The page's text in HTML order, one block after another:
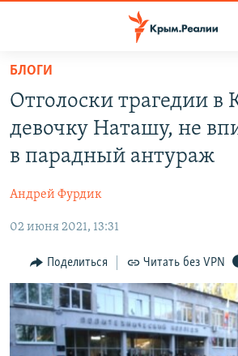
Вернуться
основному
содержанию
главной
навигации
Вернутся
поиску
11 ЛЕТ ОККУПАЦИИ КРЫМА. 11 ИСТОРИЙ
ЕЩЕ
ИНТЕРАКТИВ
ИНФОГРАФИКА
ТЕЛЕПРОЕКТ КРЫМ.РЕАЛИИ
СОВЕТЫ ПРАВОЗАЩИТНИКОВ
ПРОПАВШИЕ БЕЗ ВЕСТИ
РАДІО СВОБОДА
КАК ОБОЙТИ БЛОКИРОВКУ
Українською
Qırımtatar
БЛОГИ
Отголоски трагедии в
девочку Наташу, не
в парадный антураж
Андрей Фурдик
02 июня 2021, 13:31
Поделиться Читать без VPN